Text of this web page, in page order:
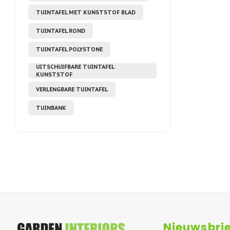
TUINTAFEL MET KUNSTSTOF BLAD
TUINTAFEL ROND
TUINTAFEL POLYSTONE
UITSCHUIFBARE TUINTAFEL
KUNSTSTOF
VERLENGBARE TUINTAFEL
TUINBANK